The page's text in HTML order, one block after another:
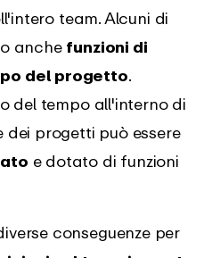
team. Alcuni di
anche funzioni di
del progetto.
del tempo all'interno di
progetti può essere
e dotato di funzioni
conseguenze per